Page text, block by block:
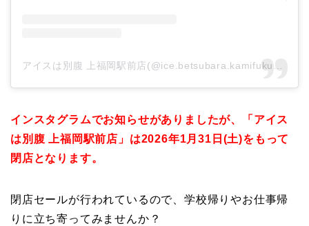
アイスは別腹 上福岡駅前店(@ice.betsubara.kamifukuoka)がシェアした投稿
インスタグラムでお知らせがありましたが、「アイス
は別腹 上福岡駅前店」は2026年1月31日(土)をもって
閉店となります。
閉店セールが行われているので、学校帰りやお仕事帰
りに立ち寄ってみませんか？